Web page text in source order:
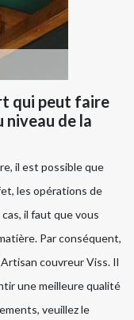
qui peut faire
niveau de la
il est possible que
les opérations de
il faut que vous
Par conséquent,
couvreur Viss. Il
une meilleure qualité
veuillez le